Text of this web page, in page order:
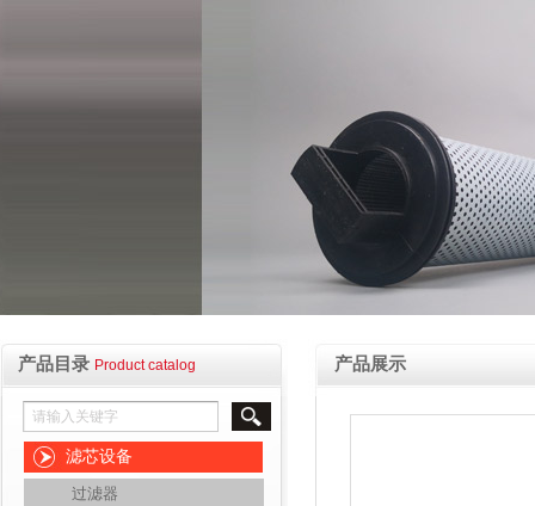
产品目录 Product catalog
滤芯设备
过滤器
产品展示